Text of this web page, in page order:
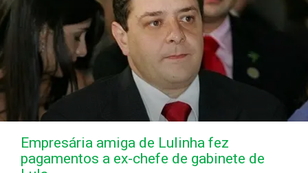
Empresária amiga de Lulinha fez
pagamentos a ex-chefe de gabinete de